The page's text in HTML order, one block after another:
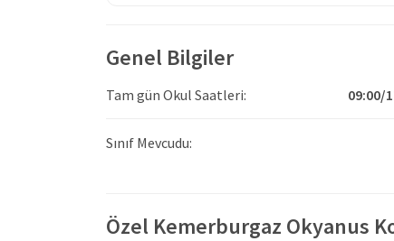
Genel Bilgiler
Tam gün Okul Saatleri: 09:00/
Sınıf Mevcudu:
Özel Kemerburgaz Okyanus